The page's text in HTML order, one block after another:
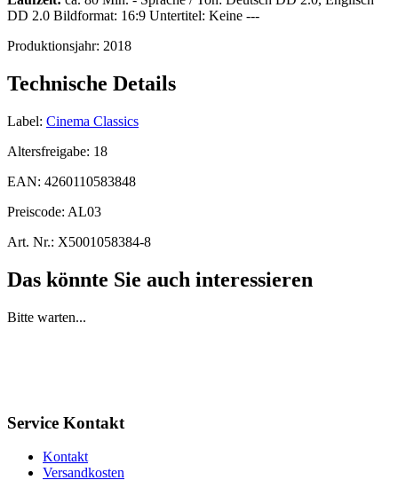
DD 2.0 Bildformat: 16:9 Untertitel: Keine ---
Produktionsjahr: 2018
Technische Details
Label: Cinema Classics
Altersfreigabe: 18
EAN: 4260110583848
Preiscode: AL03
Art. Nr.: X5001058384-8
Das könnte Sie auch interessieren
Bitte warten...
Service Kontakt
Kontakt
Versandkosten